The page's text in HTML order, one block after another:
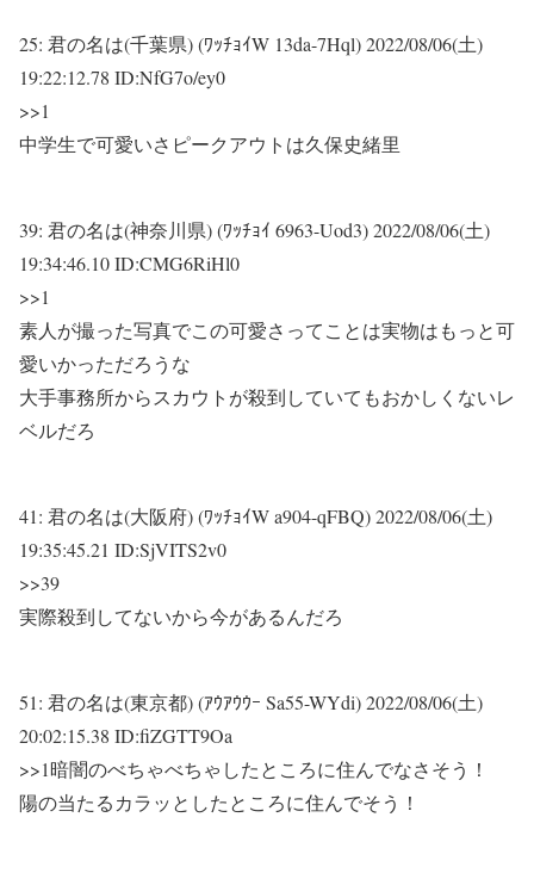
25: 君の名は(千葉県) (ﾜｯﾁｮｲW 13da-7Hql)2022/08/06(土)
19:22:12.78 ID:NfG7o/ey0
>>1
中学生で可愛いさピークアウトは久保史緒里
39: 君の名は(神奈川県) (ﾜｯﾁｮｲ 6963-Uod3)2022/08/06(土)
19:34:46.10 ID:CMG6RiHl0
>>1
素人が撮った写真でこの可愛さってことは実物はもっと可
愛いかっただろうな
大手事務所からスカウトが殺到していてもおかしくないレ
ベルだろ
41: 君の名は(大阪府) (ﾜｯﾁｮｲW a904-qFBQ)2022/08/06(土)
19:35:45.21 ID:SjVITS2v0
>>39
実際殺到してないから今があるんだろ
51: 君の名は(東京都) (ｱｳｱｳｳｰ Sa55-WYdi)2022/08/06(土)
20:02:15.38 ID:fiZGTT9Oa
>>1暗闇のべちゃべちゃしたところに住んでなさそう！
陽の当たるカラッとしたところに住んでそう！